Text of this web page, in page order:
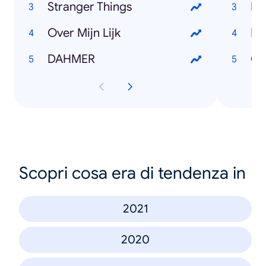
Stranger Things
Over Mijn Lijk
DAHMER
Scopri cosa era di tendenza in
2021
2020